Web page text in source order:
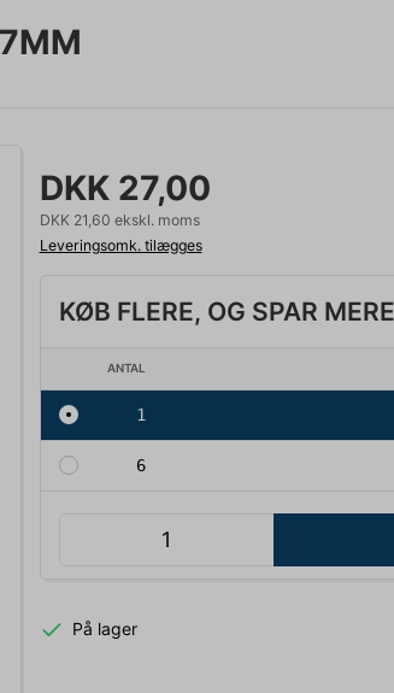
DKK 27,00
DKK 21,60 ekskl. moms
Leveringsomk. tilægges
KØB FLERE, OG SPAR MERE
ANTAL
1
6
På lager